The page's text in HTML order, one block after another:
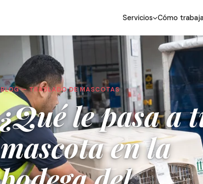
Servicios Cómo
BLOG — TRASLADO DE MASCOTAS
¿Qué le pasa a
mascota en la